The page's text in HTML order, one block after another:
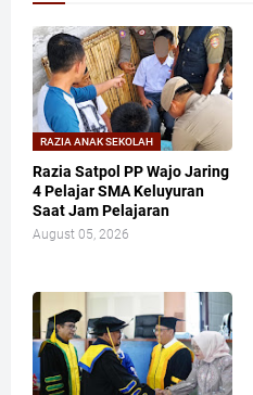
RAZIA ANAK SEKOLAH
Razia Satpol PP Wajo Jaring
4 Pelajar SMA Keluyuran
Saat Jam Pelajaran
August 05, 2026